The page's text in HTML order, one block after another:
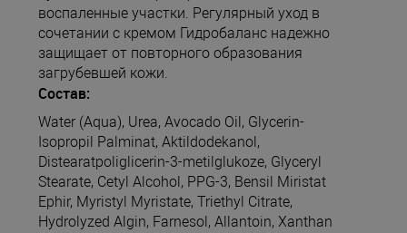
воспаленные участки. Регулярный уход в
сочетании с кремом Гидробаланс надежно
защищает от повторного образования
загрубевшей кожи.
Состав:
Water (Aqua), Urea, Avocado Oil, Glycerin-
Isopropil Palminat, Aktildodekanol,
Distearatpoliglicerin-3-metilglukoze, Glyceryl
Stearate, Cetyl Alcohol, PPG-3, Bensil Miristat
Ephir, Myristyl Myristate, Triethyl Citrate,
Hydrolyzed Algin, Farnesol, Allantoin, Xanthan